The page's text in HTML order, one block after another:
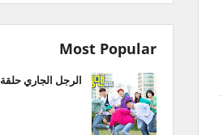
Most Popular
الرجل الجاري حلقة 192